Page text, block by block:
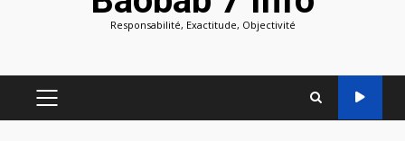
Responsabilité, Exactitude, Objectivité
MENU
PRINCIPAL